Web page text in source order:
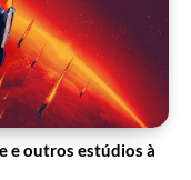
e outros estúdios à